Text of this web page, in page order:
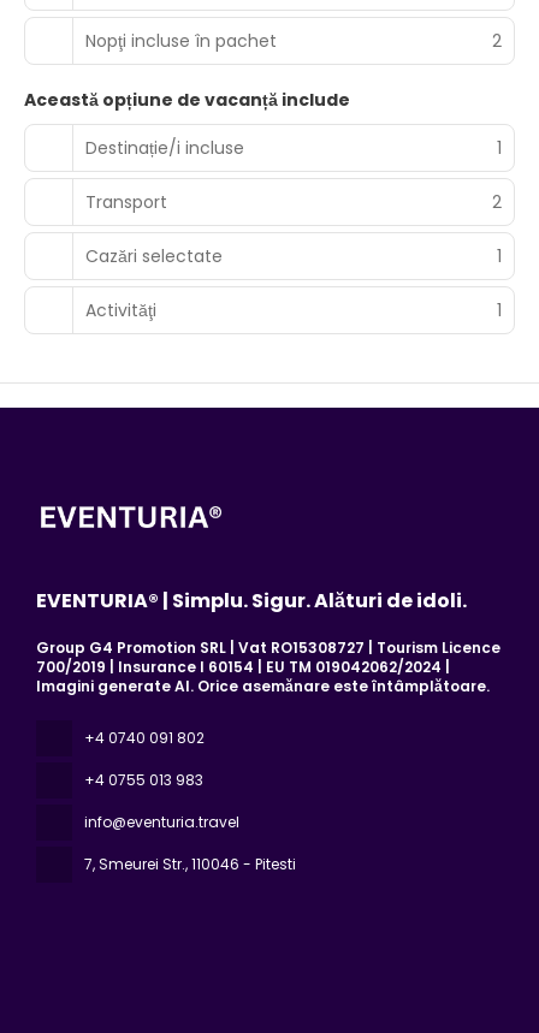
Nopţi incluse în pachet 2
Această opțiune de vacanță include
Destinație/i incluse
1
Transport 2
Cazări selectate 1
Activităţi 1
EVENTURIA® | Simplu. Sigur. Alături de idoli.
Group G4 Promotion SRL | Vat RO15308727 | Tourism Licence
700/2019 | Insurance I 60154 | EU TM 019042062/2024 |
Imagini generate AI. Orice asemănare este întâmplătoare.
+4 0740 091 802
+4 0755 013 983
info@eventuria.travel
7, Smeurei Str., 110046 - Pitesti